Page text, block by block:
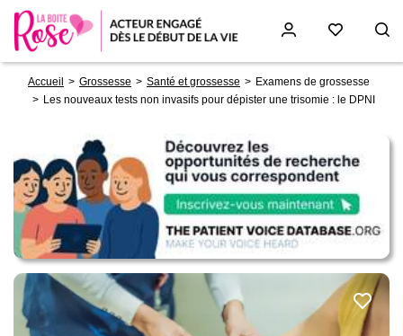
d'Ariane
Accueil Grossesse Santé et grossesse
Examens de grossesse
Les nouveaux tests non invasifs pour dépister une trisomie : le DPNI